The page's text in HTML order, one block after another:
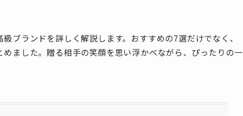
ブランドを詳しく解説します。おすすめの7選だけでなく、
ました。贈る相手の笑顔を思い浮かべながら、ぴったりの一